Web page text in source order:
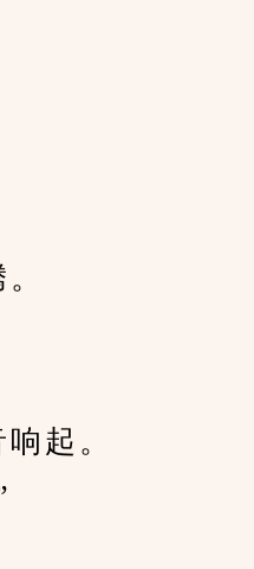
起。